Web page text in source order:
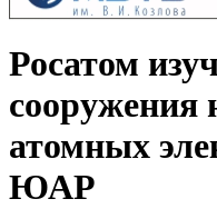
Росатом
сооружения
атомных
ЮАР